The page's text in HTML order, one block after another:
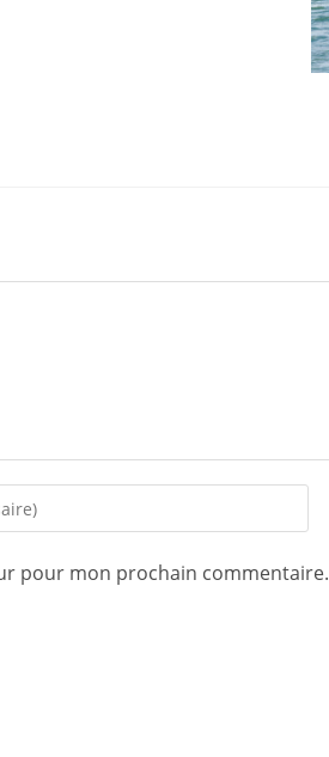
pour mon prochain commentaire.